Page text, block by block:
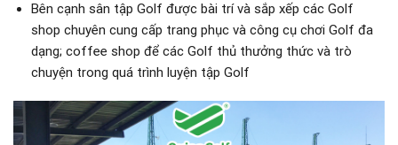
Bên cạnh sân tập Golf được bài trí và sắp xếp các Golf
shop chuyên cung cấp trang phục và công cụ chơi Golf đa
dạng; coffee shop để các Golf thủ thưởng thức và trò
chuyện trong quá trình luyện tập Golf